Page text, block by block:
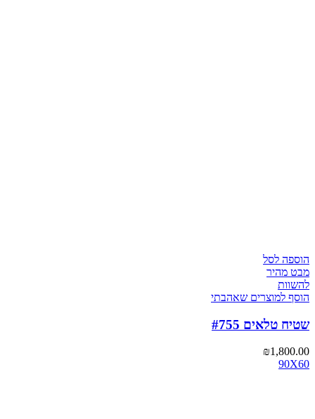
הוספה לסל
מבט מהיר
להשוות
הוסף למוצרים שאהבתי
שטיח טלאים #755
₪1,800.00
90X60